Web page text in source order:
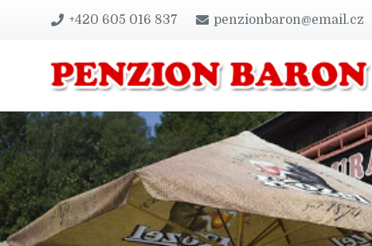
+420 605 016 837 penzionbaron@email.cz